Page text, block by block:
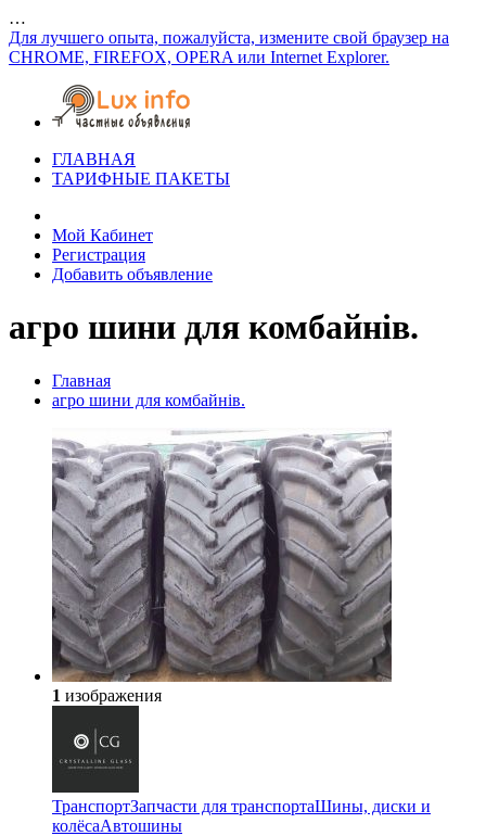
…
Для лучшего опыта, пожалуйста, измените свой браузер на
CHROME, FIREFOX, OPERA или Internet Explorer.
ГЛАВНАЯ
ТАРИФНЫЕ ПАКЕТЫ
Мой Кабинет
Регистрация
Добавить объявление
агро шини для комбайнів.
Главная
агро шини для комбайнів.
1 изображения
ТранспортЗапчасти для транспортаШины, диски и
колёсаАвтошины